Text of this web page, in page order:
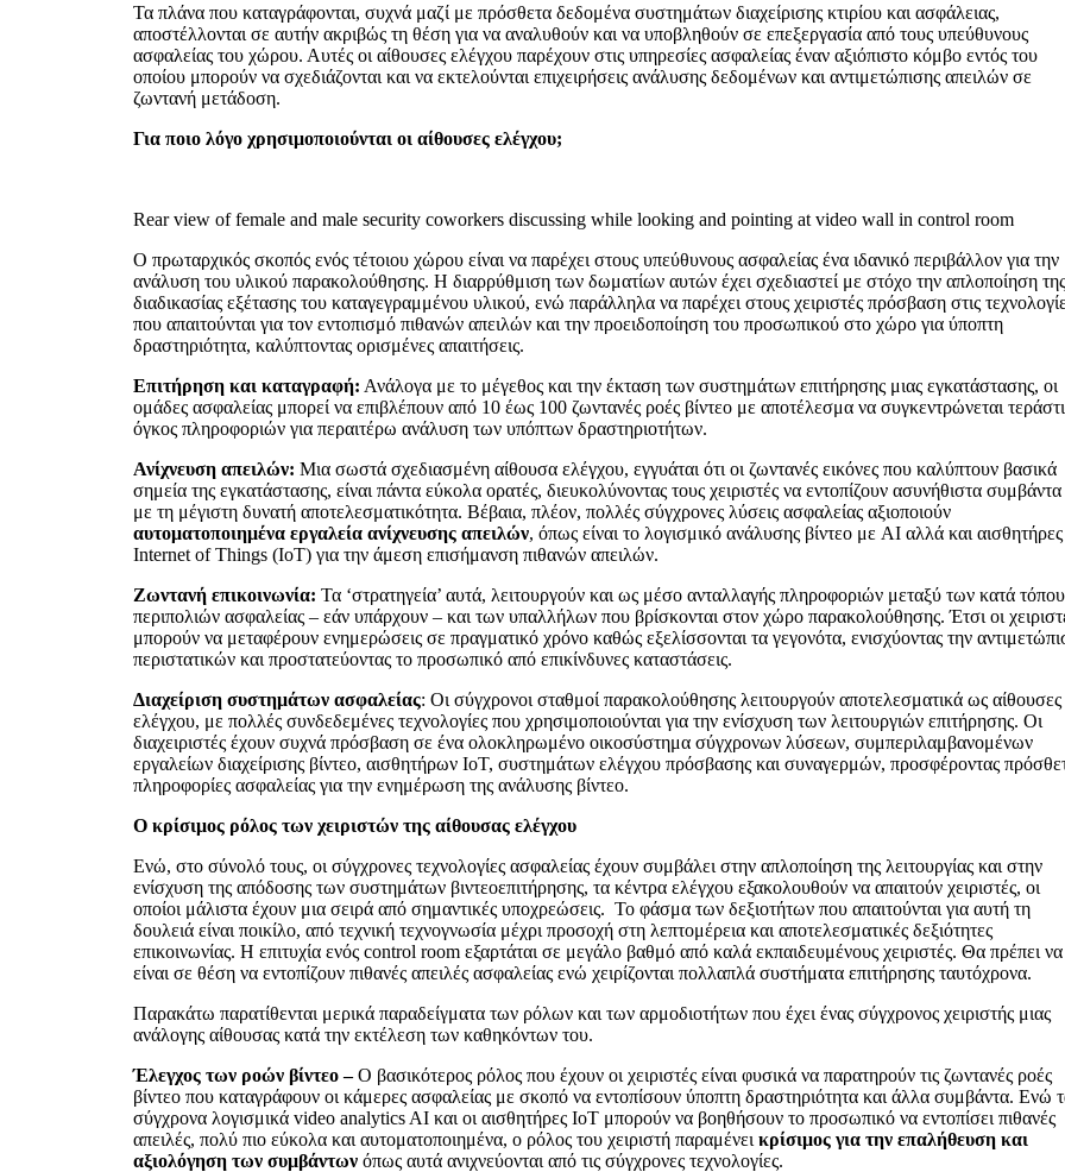
Τα πλάνα που καταγράφονται, συχνά μαζί με πρόσθετα δεδομένα συστημάτων διαχείρισης κτιρίου και ασφάλειας,
αποστέλλονται σε αυτήν ακριβώς τη θέση για να αναλυθούν και να υποβληθούν σε επεξεργασία από τους υπεύθυνους
ασφαλείας του χώρου. Αυτές οι αίθουσες ελέγχου παρέχουν στις υπηρεσίες ασφαλείας έναν αξιόπιστο κόμβο εντός του
οποίου μπορούν να σχεδιάζονται και να εκτελούνται επιχειρήσεις ανάλυσης δεδομένων και αντιμετώπισης απειλών σε
ζωντανή μετάδοση.
Για ποιο λόγο χρησιμοποιούνται οι αίθουσες ελέγχου;
Rear view of female and male security coworkers discussing while looking and pointing at video wall in control room
Ο πρωταρχικός σκοπός ενός τέτοιου χώρου είναι να παρέχει στους υπεύθυνους ασφαλείας ένα ιδανικό περιβάλλον για την
ανάλυση του υλικού παρακολούθησης. Η διαρρύθμιση των δωματίων αυτών έχει σχεδιαστεί με στόχο την απλοποίηση της
διαδικασίας εξέτασης του καταγεγραμμένου υλικού, ενώ παράλληλα να παρέχει στους χειριστές πρόσβαση στις
που απαιτούνται για τον εντοπισμό πιθανών απειλών και την προειδοποίηση του προσωπικού στο χώρο για ύποπτη
δραστηριότητα, καλύπτοντας ορισμένες απαιτήσεις.
Επιτήρηση και καταγραφή: Ανάλογα με το μέγεθος και την έκταση των συστημάτων επιτήρησης μιας εγκατάστασης, οι
ομάδες ασφαλείας μπορεί να επιβλέπουν από 10 έως 100 ζωντανές ροές βίντεο με αποτέλεσμα να συγκεντρώνεται
όγκος πληροφοριών για περαιτέρω ανάλυση των υπόπτων δραστηριοτήτων.
Ανίχνευση απειλών: Μια σωστά σχεδιασμένη αίθουσα ελέγχου, εγγυάται ότι οι ζωντανές εικόνες που καλύπτουν βασικά
σημεία της εγκατάστασης, είναι πάντα εύκολα ορατές, διευκολύνοντας τους χειριστές να εντοπίζουν ασυνήθιστα συμβάντα
με τη μέγιστη δυνατή αποτελεσματικότητα. Βέβαια, πλέον, πολλές σύγχρονες λύσεις ασφαλείας αξιοποιούν
αυτοματοποιημένα εργαλεία ανίχνευσης απειλών, όπως είναι το λογισμικό ανάλυσης βίντεο με AI αλλά και αισθητήρες
Internet of Things (IoT) για την άμεση επισήμανση πιθανών απειλών.
Ζωντανή επικοινωνία: Τα ‘στρατηγεία’ αυτά, λειτουργούν και ως μέσο ανταλλαγής πληροφοριών μεταξύ των κατά
περιπολιών ασφαλείας – εάν υπάρχουν – και των υπαλλήλων που βρίσκονται στον χώρο παρακολούθησης. Έτσι οι
μπορούν να μεταφέρουν ενημερώσεις σε πραγματικό χρόνο καθώς εξελίσσονται τα γεγονότα, ενισχύοντας την
περιστατικών και προστατεύοντας το προσωπικό από επικίνδυνες καταστάσεις.
Διαχείριση συστημάτων ασφαλείας: Οι σύγχρονοι σταθμοί παρακολούθησης λειτουργούν αποτελεσματικά ως αίθουσες
ελέγχου, με πολλές συνδεδεμένες τεχνολογίες που χρησιμοποιούνται για την ενίσχυση των λειτουργιών επιτήρησης. Οι
διαχειριστές έχουν συχνά πρόσβαση σε ένα ολοκληρωμένο οικοσύστημα σύγχρονων λύσεων, συμπεριλαμβανομένων
εργαλείων διαχείρισης βίντεο, αισθητήρων IoT, συστημάτων ελέγχου πρόσβασης και συναγερμών, προσφέροντας
πληροφορίες ασφαλείας για την ενημέρωση της ανάλυσης βίντεο.
Ο κρίσιμος ρόλος των χειριστών της αίθουσας ελέγχου
Ενώ, στο σύνολό τους, οι σύγχρονες τεχνολογίες ασφαλείας έχουν συμβάλει στην απλοποίηση της λειτουργίας και στην
ενίσχυση της απόδοσης των συστημάτων βιντεοεπιτήρησης, τα κέντρα ελέγχου εξακολουθούν να απαιτούν χειριστές, οι
οποίοι μάλιστα έχουν μια σειρά από σημαντικές υποχρεώσεις. Το φάσμα των δεξιοτήτων που απαιτούνται για αυτή τη
δουλειά είναι ποικίλο, από τεχνική τεχνογνωσία μέχρι προσοχή στη λεπτομέρεια και αποτελεσματικές δεξιότητες
επικοινωνίας. Η επιτυχία ενός control room εξαρτάται σε μεγάλο βαθμό από καλά εκπαιδευμένους χειριστές. Θα πρέπει να
είναι σε θέση να εντοπίζουν πιθανές απειλές ασφαλείας ενώ χειρίζονται πολλαπλά συστήματα επιτήρησης ταυτόχρονα.
Παρακάτω παρατίθενται μερικά παραδείγματα των ρόλων και των αρμοδιοτήτων που έχει ένας σύγχρονος χειριστής μιας
ανάλογης αίθουσας κατά την εκτέλεση των καθηκόντων του.
Έλεγχος των ροών βίντεο –Ο βασικότερος ρόλος που έχουν οι χειριστές είναι φυσικά να παρατηρούν τις ζωντανές ροές
βίντεο που καταγράφουν οι κάμερες ασφαλείας με σκοπό να εντοπίσουν ύποπτη δραστηριότητα και άλλα συμβάντα. Ενώ
σύγχρονα λογισμικά video analytics AI και οι αισθητήρες IoT μπορούν να βοηθήσουν το προσωπικό να εντοπίσει πιθανές
απειλές, πολύ πιο εύκολα και αυτοματοποιημένα, ο ρόλος του χειριστή παραμένει κρίσιμος για την επαλήθευση και
αξιολόγηση των συμβάντων όπως αυτά ανιχνεύονται από τις σύγχρονες τεχνολογίες.